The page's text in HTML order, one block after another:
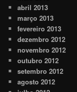
abril 2013
março 2013
fevereiro 2013
dezembro 2012
novembro 2012
outubro 2012
setembro 2012
agosto 2012